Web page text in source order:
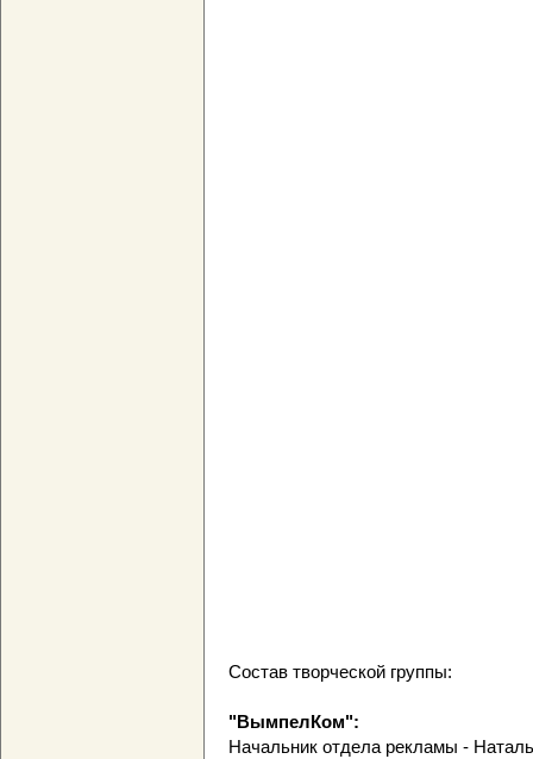
Состав творческой группы:
"ВымпелКом":
Начальник отдела рекламы -